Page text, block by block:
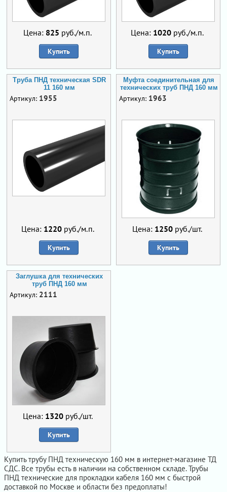
Цена: 825 руб./м.п.
Купить
Цена: 1020руб./м.п.
Купить
Труба ПНД техническая SDR
11 160 мм
Артикул: 1955
Цена: 1220руб./м.п.
Купить
Муфта соединительная для
технических труб ПНД 160 мм
Артикул: 1963
Цена: 1250руб./шт.
Купить
Заглушка для технических
труб ПНД 160 мм
Артикул: 2111
Цена: 1320руб./шт.
Купить
Купить трубу ПНД техническую 160 мм в интернет-магазине ТД
СДС. Все трубы есть в наличии на собственном складе. Трубы
ПНД технические для прокладки кабеля 160 мм с быстрой
доставкой по Москве и области без предоплаты!